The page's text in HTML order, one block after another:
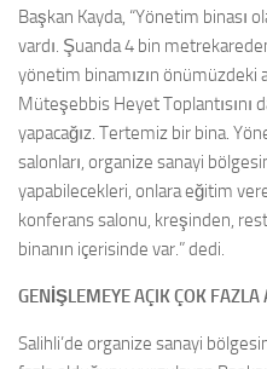
Başkan Kayda, “Yönetim binası
vardı. Şuanda 4 bin
yönetim binamızın önümüzdeki ay
Müteşebbis Heyet Toplantısını
yapacağız. Tertemiz bir bina.
salonları, organize sanayi
yapabilecekleri, onlara eğitim
konferans salonu, kreşinden,
binanın içerisinde var.” dedi.
GENİŞLEMEYE AÇIK ÇOK
Salihli’de organize sanayi